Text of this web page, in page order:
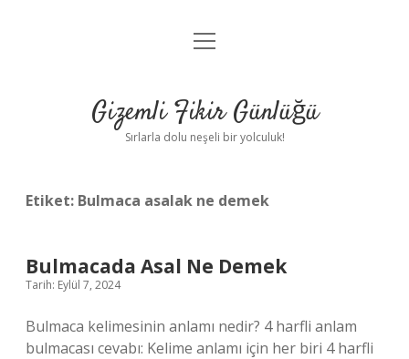
Anasayfa
Yasal Uyarı
menüyü
Gizemli Fikir Günlüğü
Sırlarla dolu neşeli bir yolculuk!
Etiket: Bulmaca asalak ne demek
Bulmacada Asal Ne Demek
Tarih: Eylül 7, 2024
Bulmaca kelimesinin anlamı nedir? 4 harfli anlam
bulmacası cevabı: Kelime anlamı için her biri 4 harfli